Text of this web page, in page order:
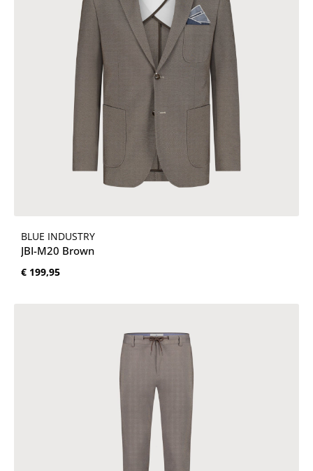
BLUE INDUSTRY
JBI-M20 Brown
Normale prijs:
€ 199,95